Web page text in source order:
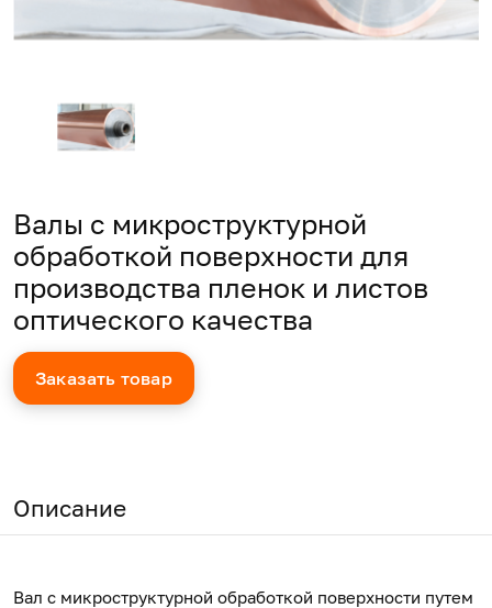
Валы с микроструктурной
обработкой поверхности для
производства пленок и листов
оптического качества
Заказать товар
Описание
Вал с микроструктурной обработкой поверхности путем